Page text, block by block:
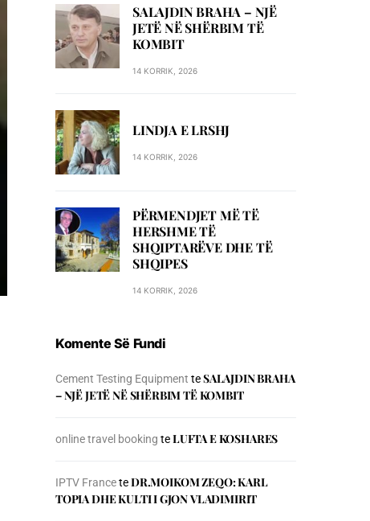
SALAJDIN BRAHA – NJЁ
JETЁ NЁ SHЁRBIM TЁ
KOMBIT
14 KORRIK, 2026
LINDJA E LRSHJ
14 KORRIK, 2026
PËRMENDJET MË TË
HERSHME TË
SHQIPTARËVE DHE TË
SHQIPES
14 KORRIK, 2026
Komente Së Fundi
Cement Testing Equipment teSALAJDIN BRAHA
– NJЁ JETЁ NЁ SHЁRBIM TЁ KOMBIT
online travel booking teLUFTA E KOSHARES
IPTV FranceteDR.MOIKOM ZEQO: KARL
TOPIA DHE KULTI I GJON VLADIMIRIT